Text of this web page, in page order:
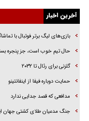
گفتگوی دکتر اخوان مدیرمسئول
آخرین اخبار
بازی‌های لیگ برتر فوتبال با
حال تیم خوب است، جز پنجره
گلزنی برای رئال تا ۲۰۳۲
حمایت دوباره فیفا از اینفانتینو
مدافعی که قصد جدایی ندارد
جنگ مدعیان طلای کشتی جهان